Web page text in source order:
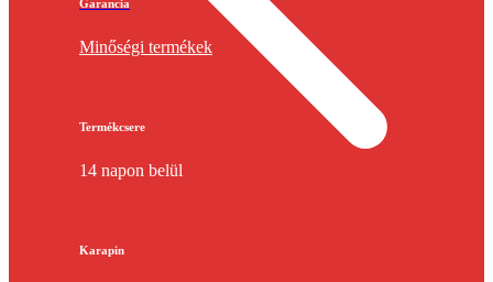
Garancia
Minőségi termékek
Termékcsere
14 napon belül
Karapin